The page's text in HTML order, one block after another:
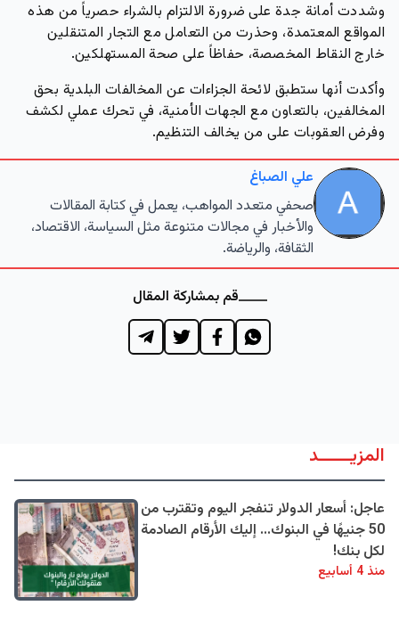
وشددت أمانة جدة على ضرورة الالتزام بالشراء حصرياً من هذه
المواقع المعتمدة، وحذرت من التعامل مع التجار المتنقلين
خارج النقاط المخصصة، حفاظاً على صحة المستهلكين.
وأكدت أنها ستطبق لائحة الجزاءات عن المخالفات البلدية بحق
المخالفين، بالتعاون مع الجهات الأمنية، في تحرك عملي لكشف
وفرض العقوبات على من يخالف التنظيم.
علي الصباغ
صحفي متعدد المواهب، يعمل في كتابة المقالات
والأخبار في مجالات متنوعة مثل السياسة، الاقتصاد،
الثقافة، والرياضة.
قم بمشاركة المقال
المزيــــــد
عاجل: أسعار الدولار تنفجر اليوم وتقترب من
50 جنيهًا في البنوك... إليك الأرقام الصادمة
لكل بنك!
منذ 4 أسابيع